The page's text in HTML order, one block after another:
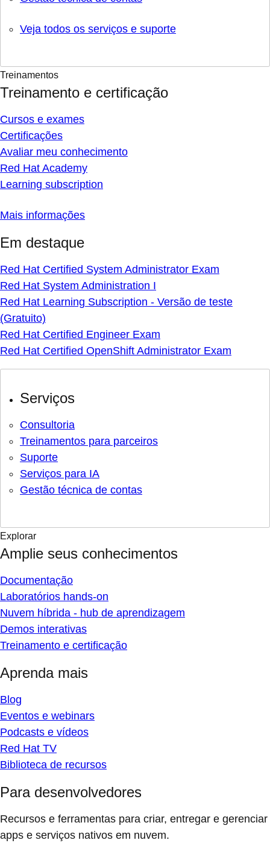
Veja todos os serviços e suporte
Treinamentos
Treinamento e certificação
Cursos e exames
Certificações
Avaliar meu conhecimento
Red Hat Academy
Learning subscription
Mais informações
Em destaque
Red Hat Certified System Administrator Exam
Red Hat System Administration I
Red Hat Learning Subscription - Versão de teste
(Gratuito)
Red Hat Certified Engineer Exam
Red Hat Certified OpenShift Administrator Exam
Serviços
Consultoria
Treinamentos para parceiros
Suporte
Serviços para IA
Gestão técnica de contas
Explorar
Amplie seus conhecimentos
Documentação
Laboratórios hands-on
Nuvem híbrida - hub de aprendizagem
Demos interativas
Treinamento e certificação
Aprenda mais
Blog
Eventos e webinars
Podcasts e vídeos
Red Hat TV
Biblioteca de recursos
Para desenvolvedores
Recursos e ferramentas para criar, entregar e gerenciar
apps e serviços nativos em nuvem.